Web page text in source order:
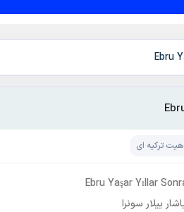
ترکیه ای
ییلار سونرا